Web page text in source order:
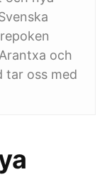
och
tar oss med